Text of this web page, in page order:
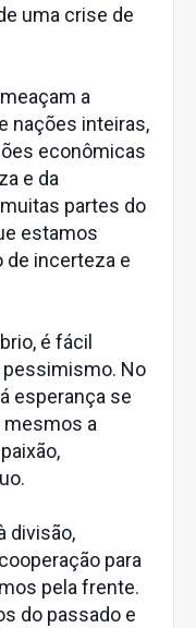
uma crise de
a
nações inteiras,
econômicas
e da
partes do
estamos
de incerteza e
é fácil
No
esperança se
a
divisão,
para
pela frente.
do passado e